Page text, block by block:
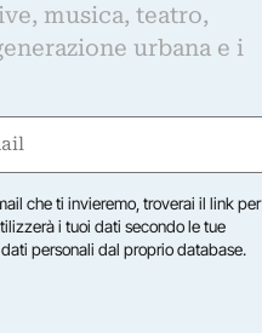
musica, teatro,
urbana e i
che ti invieremo, troverai il link per
i tuoi dati secondo le tue
personali dal proprio database.